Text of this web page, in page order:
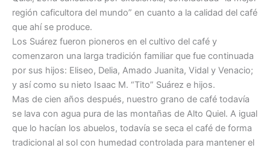
región caficultora del mundo” en cuanto a la calidad del café
que ahí se produce.
Los Suárez fueron pioneros en el cultivo del café y
comenzaron una larga tradición familiar que fue continuada
por sus hijos: Eliseo, Delia, Amado Juanita, Vidal y Venacio;
y así como su nieto Isaac M. “Tito” Suárez e hijos.
Mas de cien años después, nuestro grano de café todavía
se lava con agua pura de las montañas de Alto Quiel. A igual
que lo hacían los abuelos, todavía se seca el café de forma
tradicional al sol con humedad controlada para mantener el